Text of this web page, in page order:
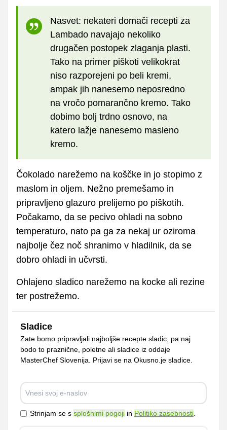
Nasvet: nekateri domači recepti za
Lambado navajajo nekoliko
drugačen postopek zlaganja plasti.
Tako na primer piškoti velikokrat
niso razporejeni po beli kremi,
ampak jih nanesemo neposredno
na vročo pomarančno kremo. Tako
dobimo bolj trdno osnovo, na
katero lažje nanesemo masleno
kremo.
Čokolado narežemo na koščke in jo stopimo z
maslom in oljem. Nežno premešamo in
pripravljeno glazuro prelijemo po piškotih.
Počakamo, da se pecivo ohladi na sobno
temperaturo, nato pa ga za nekaj ur oziroma
najbolje čez noč shranimo v hladilnik, da se
dobro ohladi in učvrsti.
Ohlajeno sladico narežemo na kocke ali rezine
ter postrežemo.
Sladice
Zate bomo pripravljali najboljše recepte sladic, pa naj
bodo to praznične, poletne ali sladice iz oddaje
MasterChef Slovenija. Prijavi se na Okusno.je sladice.
Strinjam se s splošnimi pogoji in Politiko zasebnosti